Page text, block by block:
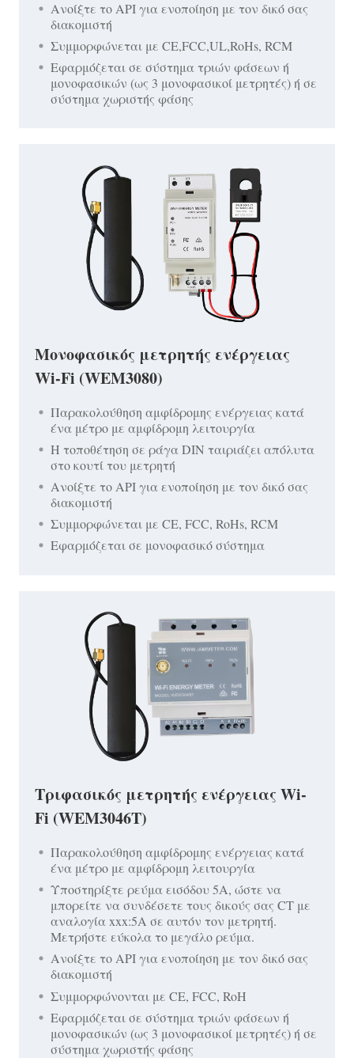
Ανοίξτε το API για ενοποίηση με τον δικό σας
διακομιστή
Συμμορφώνεται με CE,FCC,UL,RoHs, RCM
Εφαρμόζεται σε σύστημα τριών φάσεων ή
μονοφασικών (ως 3 μονοφασικοί μετρητές) ή σε
σύστημα χωριστής φάσης
Μονοφασικός μετρητής ενέργειας
Wi-Fi (WEM3080)
Παρακολούθηση αμφίδρομης ενέργειας κατά
ένα μέτρο με αμφίδρομη λειτουργία
Η τοποθέτηση σε ράγα DIN ταιριάζει απόλυτα
στο κουτί του μετρητή
Ανοίξτε το API για ενοποίηση με τον δικό σας
διακομιστή
Συμμορφώνεται με CE, FCC, RoHs, RCM
Εφαρμόζεται σε μονοφασικό σύστημα
Τριφασικός μετρητής ενέργειας Wi-
Fi (WEM3046T)
Παρακολούθηση αμφίδρομης ενέργειας κατά
ένα μέτρο με αμφίδρομη λειτουργία
Υποστηρίξτε ρεύμα εισόδου 5A, ώστε να
μπορείτε να συνδέσετε τους δικούς σας CT με
αναλογία xxx:5A σε αυτόν τον μετρητή.
Μετρήστε εύκολα το μεγάλο ρεύμα.
Ανοίξτε το API για ενοποίηση με τον δικό σας
διακομιστή
Συμμορφώνονται με CE, FCC, RoH
Εφαρμόζεται σε σύστημα τριών φάσεων ή
μονοφασικών (ως 3 μονοφασικοί μετρητές) ή σε
σύστημα χωριστής φάσης